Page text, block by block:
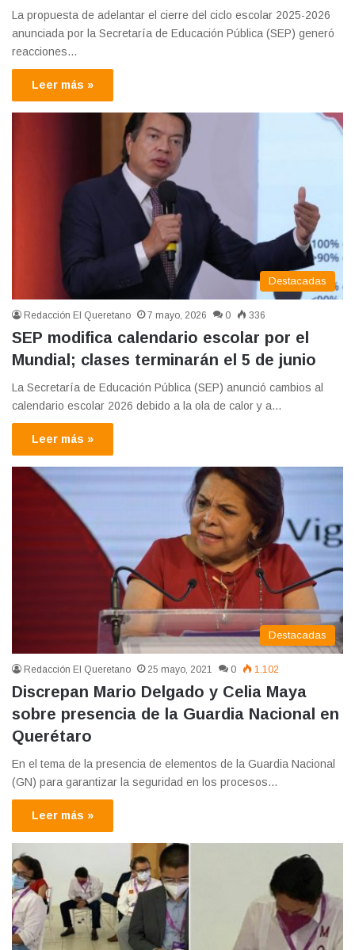
La propuesta de adelantar el cierre del ciclo escolar 2025-2026
anunciada por la Secretaría de Educación Pública (SEP) generó
reacciones…
Leer más »
Destacadas
Redacción El Queretano 7 mayo, 2026 0 336
SEP modifica calendario escolar por el
Mundial; clases terminarán el 5 de junio
La Secretaría de Educación Pública (SEP) anunció cambios al
calendario escolar 2026 debido a la ola de calor y a…
Leer más »
Destacadas
Redacción El Queretano 25 mayo, 2021 0 1.102
Discrepan Mario Delgado y Celia Maya
sobre presencia de la Guardia Nacional en
Querétaro
En el tema de la presencia de elementos de la Guardia Nacional
(GN) para garantizar la seguridad en los procesos…
Leer más »